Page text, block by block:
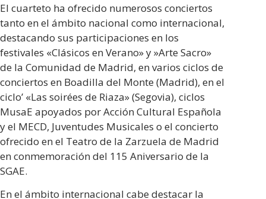
El cuarteto ha ofrecido numerosos conciertos
tanto en el ámbito nacional como internacional,
destacando sus participaciones en los
festivales «Clásicos en Verano» y »Arte Sacro»
de la Comunidad de Madrid, en varios ciclos de
conciertos en Boadilla del Monte (Madrid), en el
ciclo’ «Las soirées de Riaza» (Segovia), ciclos
MusaE apoyados por Acción Cultural Española
y el MECD, Juventudes Musicales o el concierto
ofrecido en el Teatro de la Zarzuela de Madrid
en conmemoración del 115 Aniversario de la
SGAE.
En el ámbito internacional cabe destacar la